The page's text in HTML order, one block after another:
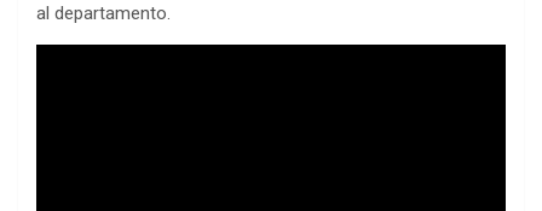
al departamento.